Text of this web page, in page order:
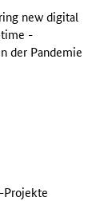
new digital
-
der Pandemie
Projekte